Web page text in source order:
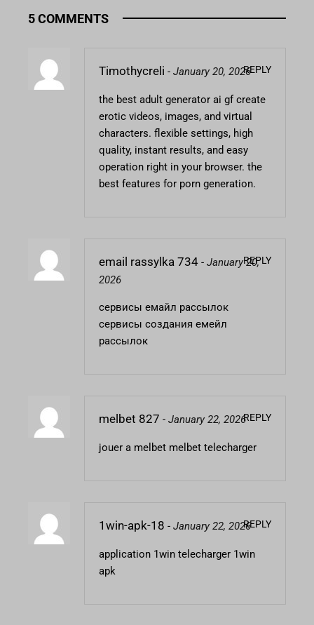
5 COMMENTS
Timothycreli - January 20, 2026REPLY
the best adult generator ai gfcreate
erotic videos, images, and virtual
characters. flexible settings, high
quality, instant results, and easy
operation right in your browser. the
best features for porn generation.
email rassylka 734 - January 20,
2026
REPLY
сервисы емайл рассылок
сервисы создания емейл
рассылок
melbet 827 - January 22, 2026REPLY
jouer a melbet melbet telecharger
1win-apk-18 - January 22, 2026REPLY
application 1win telecharger 1win
apk